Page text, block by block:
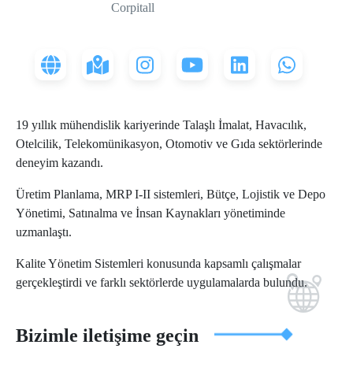
Corpitall
19 yıllık mühendislik kariyerinde Talaşlı İmalat, Havacılık,
Otelcilik, Telekomünikasyon, Otomotiv ve Gıda sektörlerinde
deneyim kazandı.
Üretim Planlama, MRP I-II sistemleri, Bütçe, Lojistik ve Depo
Yönetimi, Satınalma ve İnsan Kaynakları yönetiminde
uzmanlaştı.
Kalite Yönetim Sistemleri konusunda kapsamlı çalışmalar
gerçekleştirdi ve farklı sektörlerde uygulamalarda bulundu.
Bizimle iletişime geçin